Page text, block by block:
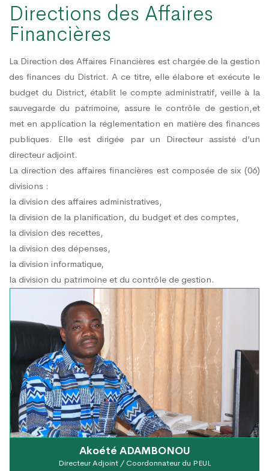
Directions des Affaires
Financières
La Direction des Affaires Financières est chargée de la gestion
des finances du District. A ce titre, elle élabore et exécute le
budget du District, établit le compte administratif, veille à la
sauvegarde du patrimoine, assure le contrôle de gestion,et
met en application la réglementation en matière des finances
publiques. Elle est dirigée par un Directeur assisté d’un
directeur adjoint.
La direction des affaires financières est composée de six (06)
divisions :
la division des affaires administratives,
la division de la planification, du budget et des comptes,
la division des recettes,
la division des dépenses,
la division informatique,
la division du patrimoine et du contrôle de gestion.
Akoété ADAMBONOU
Directeur Adjoint / Coordonnateur du PEUL